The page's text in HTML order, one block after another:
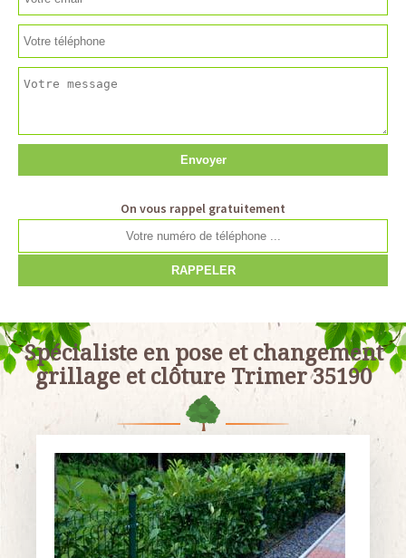
On vous rappel gratuitement
Spécialiste en pose et changement
grillage et clôture Trimer 35190